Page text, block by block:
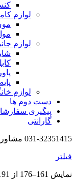
لوازم
لوازم
لوازم
دست دوم ها
پیگیری
گارانتی
031-32351415 مشاوره و پشتیبانی
فیلتر
نمایش 161–176 از 191 نتیجه